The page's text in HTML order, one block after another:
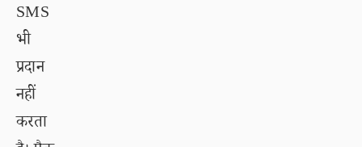
SMS
भी
प्रदान
नहीं
करता